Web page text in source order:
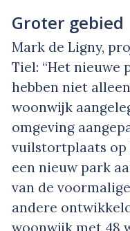
Groter gebied
Mark de Ligny,
Tiel: “Het nieuwe
hebben niet
woonwijk
omgeving
vuilstortplaats
een nieuw park
van de
andere
woonwijk met 48